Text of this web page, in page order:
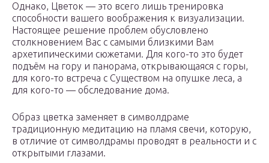
Однако, Цветок — это всего лишь тренировка
способности вашего воображения к визуализации.
Настоящее решение проблем обусловлено
столкновением Вас с самыми близкими Вам
архетипическими сюжетами. Для кого-то это будет
подъём на гору и панорама, открывающаяся с горы,
для кого-то встреча с Существом на опушке леса, а
для кого-то — обследование дома.
Образ цветка заменяет в символдраме
традиционную медитацию на пламя свечи, которую,
в отличие от символдрамы проводят в реальности и с
открытыми глазами.